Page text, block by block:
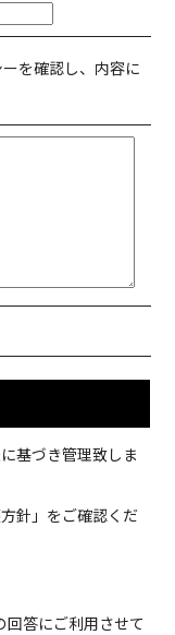
を確認し、内容に
基づき管理致しま
針」をご確認くだ
答にご利用させて